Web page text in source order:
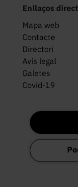
Enllaços
Mapa web
Contacte
Directori
Avís legal
Galetes
Covid-19